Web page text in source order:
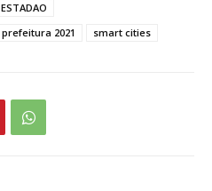
ESTADAO
prefeitura 2021 smart cities